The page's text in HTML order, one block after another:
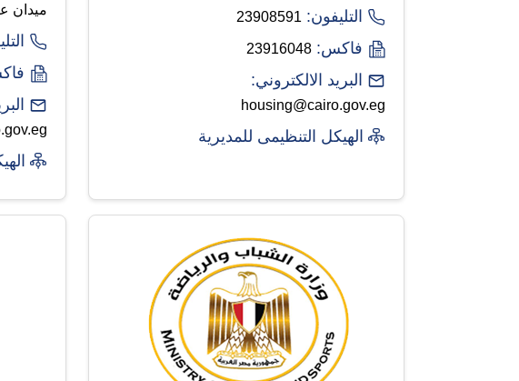
التليفون: 23908591
فاكس: 23916048
البريد الالكتروني:
housing@cairo.gov.eg
الهيكل التنظيمى للمديرية
ميدان